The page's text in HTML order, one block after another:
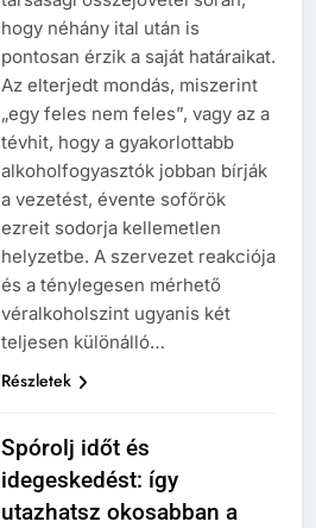
hogy néhány ital után is
pontosan érzik a saját határaikat.
Az elterjedt mondás, miszerint
„egy feles nem feles”, vagy az a
tévhit, hogy a gyakorlottabb
alkoholfogyasztók jobban bírják
a vezetést, évente sofőrök
ezreit sodorja kellemetlen
helyzetbe. A szervezet reakciója
és a ténylegesen mérhető
véralkoholszint ugyanis két
teljesen különálló…
Részletek
Spórolj időt és
idegeskedést: így
utazhatsz okosabban a